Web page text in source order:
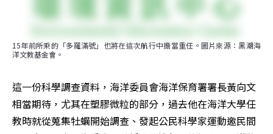
15年前所乘的「多羅滿號」也將在這次航行中擔當重任。圖片來源：黑潮海
洋文教基金會。
這一份科學調查資料，海洋委員會海洋保育署署長黃向文
相當期待，尤其在塑膠微粒的部分，過去他在海洋大學任
教時就從蒐集牡蠣開始調查、發起公民科學家運動邀民間